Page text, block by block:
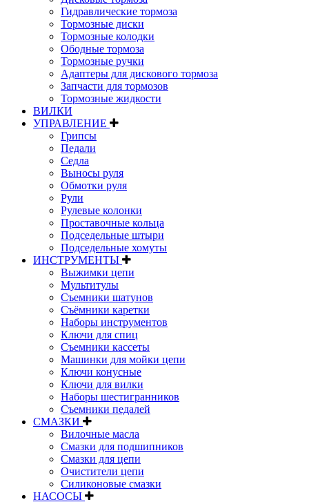
Гидравлические тормоза
Тормозные диски
Тормозные колодки
Ободные тормоза
Тормозные ручки
Адаптеры для дискового тормоза
Запчасти для тормозов
Тормозные жидкости
ВИЛКИ
УПРАВЛЕНИЕ
Грипсы
Педали
Седла
Выносы руля
Обмотки руля
Рули
Рулевые колонки
Проставочные кольца
Подседельные штыри
Подседельные хомуты
ИНСТРУМЕНТЫ
Выжимки цепи
Мультитулы
Съемники шатунов
Съёмники каретки
Наборы инструментов
Ключи для спиц
Съемники кассеты
Машинки для мойки цепи
Ключи конусные
Ключи для вилки
Наборы шестигранников
Съемники педалей
СМАЗКИ
Вилочные масла
Смазки для подшипников
Смазки для цепи
Очистители цепи
Силиконовые смазки
НАСОСЫ